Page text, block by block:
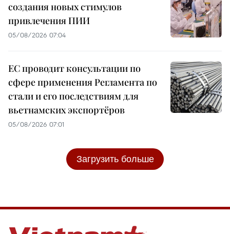
создания новых стимулов
привлечения ПИИ
05/08/2026 07:04
ЕС проводит консультации по
сфере применения Регламента по
стали и его последствиям для
вьетнамских экспортёров
05/08/2026 07:01
Загрузить больше